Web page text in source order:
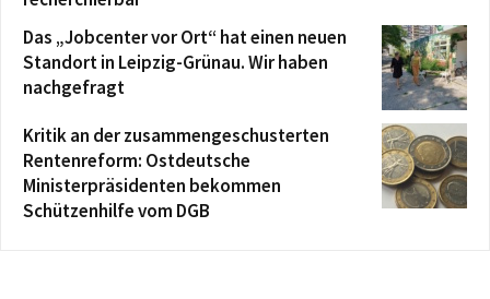
Das „Jobcenter vor Ort“ hat einen neuen
Standort in Leipzig-Grünau. Wir haben
nachgefragt
Kritik an der zusammengeschusterten
Rentenreform: Ostdeutsche
Ministerpräsidenten bekommen
Schützenhilfe vom DGB